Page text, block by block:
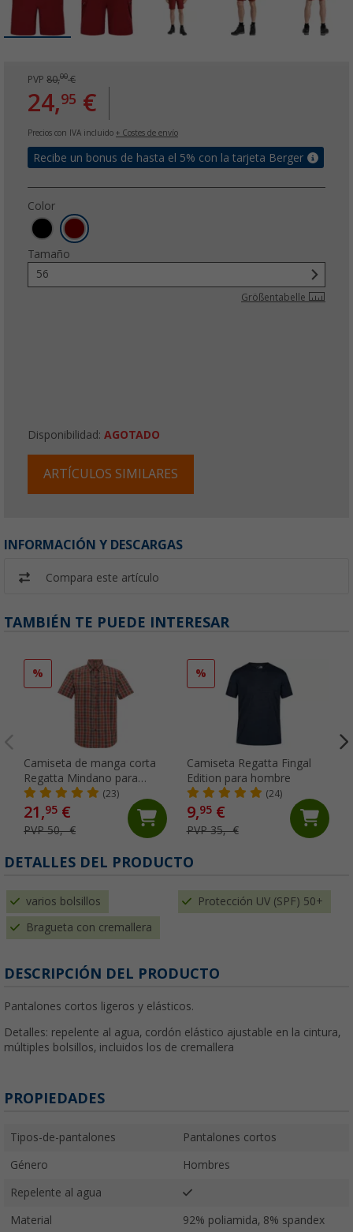
PVP 80,00€
24,95 €
Precios con IVA incluido + Costes de envío
Recibe un bonus de hasta el 5% con la tarjeta Berger
Color
Tamaño
56
Größentabelle
Disponibilidad: AGOTADO
ARTÍCULOS SIMILARES
INFORMACIÓN Y DESCARGAS
Compara este artículo
TAMBIÉN TE PUEDE INTERESAR
%
Camiseta de manga corta
Regatta Mindano para
hombre
(23)
21,95 €
PVP 50,- €
%
Camiseta Regatta Fingal
Edition para hombre
(24)
9,95€
PVP 35,- €
DETALLES DEL PRODUCTO
varios bolsillos Protección UV (SPF) 50+
Bragueta con cremallera
DESCRIPCIÓN DEL PRODUCTO
Pantalones cortos ligeros y elásticos.
Detalles: repelente al agua, cordón elástico ajustable en la cintura,
múltiples bolsillos, incluidos los de cremallera
PROPIEDADES
Tipos-de-pantalones Pantalones cortos
Género Hombres
Repelente al agua
Material 92% poliamida, 8% spandex